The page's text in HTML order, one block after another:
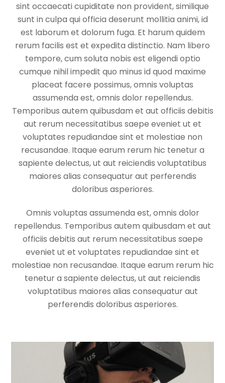
sint occaecati cupiditate non provident, similique
sunt in culpa qui officia deserunt mollitia animi, id
est laborum et dolorum fuga. Et harum quidem
rerum facilis est et expedita distinctio. Nam libero
tempore, cum soluta nobis est eligendi optio
cumque nihil impedit quo minus id quod maxime
placeat facere possimus, omnis voluptas
assumenda est, omnis dolor repellendus.
Temporibus autem quibusdam et aut officiis debitis
aut rerum necessitatibus saepe eveniet ut et
voluptates repudiandae sint et molestiae non
recusandae. Itaque earum rerum hic tenetur a
sapiente delectus, ut aut reiciendis voluptatibus
maiores alias consequatur aut perferendis
doloribus asperiores.
Omnis voluptas assumenda est, omnis dolor
repellendus. Temporibus autem quibusdam et aut
officiis debitis aut rerum necessitatibus saepe
eveniet ut et voluptates repudiandae sint et
molestiae non recusandae. Itaque earum rerum hic
tenetur a sapiente delectus, ut aut reiciendis
voluptatibus maiores alias consequatur aut
perferendis doloribus asperiores.